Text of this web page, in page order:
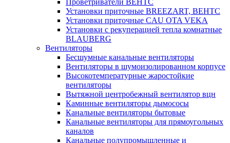
Проветриватели ВЕНТС
Установки приточные BREEZART, ВЕНТС
Установки приточные CAU OTA VEKA
Установки с рекуперацией тепла комнатные
BLAUBERG
Вентиляторы
Бесшумные канальные вентиляторы
Вентиляторы в шумоизолированном корпусе
Высокотемпературные жаростойкие
вентиляторы
Вытяжной центробежный вентилятор вцн
Каминные вентиляторы дымососы
Канальные вентиляторы бытовые
Канальные вентиляторы для прямоугольных
каналов
Канальные полупромышленные и